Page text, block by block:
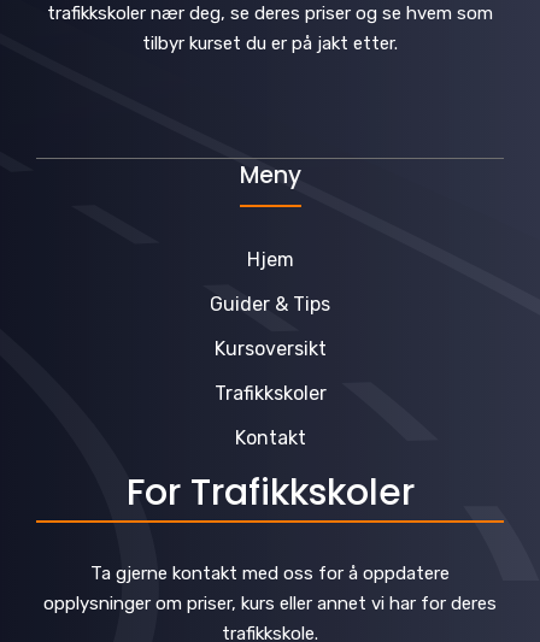
trafikkskoler nær deg, se deres priser og se hvem som
tilbyr kurset du er på jakt etter.
Meny
Hjem
Guider & Tips
Kursoversikt
Trafikkskoler
Kontakt
For Trafikkskoler
Ta gjerne kontakt med oss for å oppdatere
opplysninger om priser, kurs eller annet vi har for deres
trafikkskole.